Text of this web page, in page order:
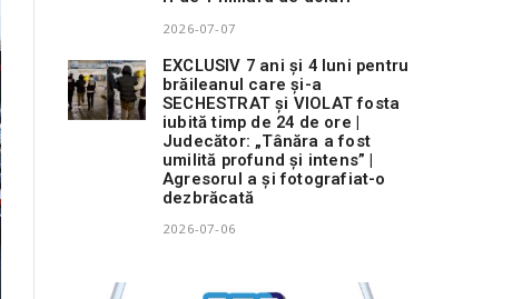
2026-07-07
EXCLUSIV 7 ani și 4 luni pentru
brăileanul care și-a
SECHESTRAT și VIOLAT fosta
iubită timp de 24 de ore |
Judecător: „Tânăra a fost
umilită profund și intens” |
Agresorul a și fotografiat-o
dezbrăcată
2026-07-06